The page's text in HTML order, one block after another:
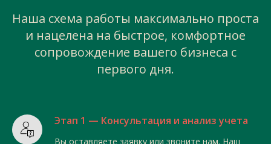
Наша схема работы максимально проста
и нацелена на быстрое, комфортное
сопровождение вашего бизнеса с
первого дня.
Этап 1 — Консультация и анализ учета
Вы оставляете заявку или звоните нам. Наш